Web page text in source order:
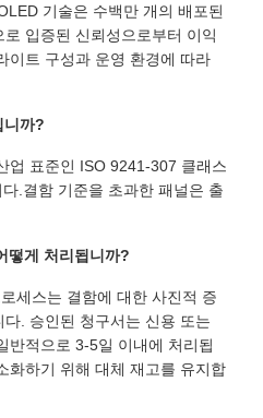
기술은 수백만 개의 배포된
입증된 신뢰성으로부터 이익
이트 구성과 운영 환경에 따라
니까?
업 표준인 ISO 9241-307 클래스
.결함 기준을 초과한 패널은 출
떻게 처리됩니까?
세스는 결함에 대한 사진적 증
. 승인된 청구서는 신용 또는
반적으로 3-5일 이내에 처리됩
화하기 위해 대체 재고를 유지합